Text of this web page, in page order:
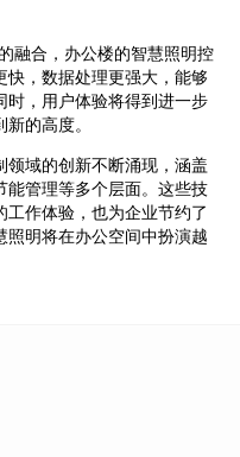
融合，办公楼的智慧照明控
快，数据处理更强大，能够
时，用户体验将得到进一步
的高度。
领域的创新不断涌现，涵盖
能管理等多个层面。这些技
作体验，也为企业节约了
照明将在办公空间中扮演越